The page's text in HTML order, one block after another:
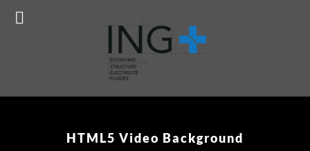
gratuite !
HTML5 Video Background